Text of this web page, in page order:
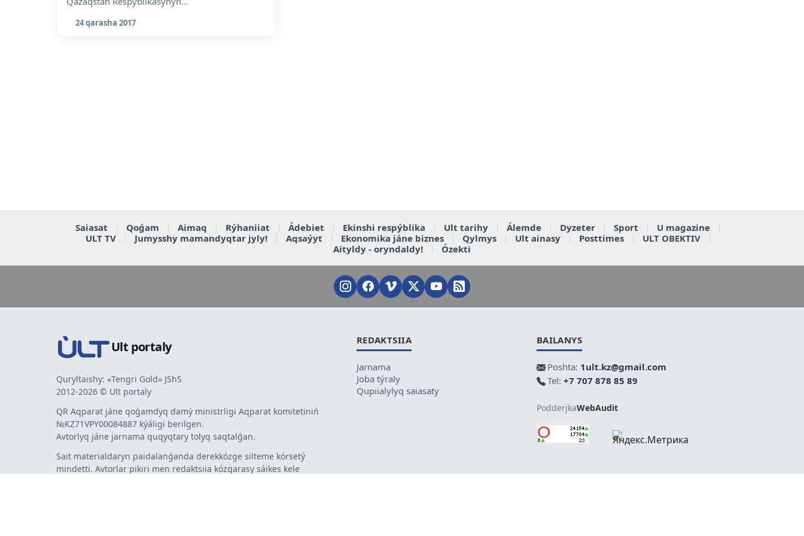
24 qarasha 2017
Saiasat Qoǵam Aimaq Rýhaniiat Ádebiet Ekinshi respýblika Ult tarihy Álemde Dyzeter Sport
U magazine
ULT TV
Jumysshy mamandyqtar jyly! Aqsaýyt Ekonomika jáne biznes Qylmys Ult ainasy Posttimes
ULT OBEKTIV
Aityldy - oryndaldy!
Ózekti
Ult portaly
Quryltaishy: «Tengri Gold» JShS
2012-2026 © Ult portaly
QR Aqparat jáne qoǵamdyq damý ministrligi Aqparat komitetiniń
№KZ71VPY00084887 kýáligi berilgen.
Avtorlyq jáne jarnama quqyqtary tolyq saqtalǵan.
Sait materialdaryn paidalanǵanda derekkózge silteme kórsetý
mindetti. Avtorlar pikiri men redaktsiia kózqarasy sáikes kele
REDAKTSIIA
Jarnama
Joba týraly
Qupiialylyq saiasaty
BAILANYS
Poshta: 1ult.kz@gmail.com
Tel: +7 707 878 85 89
PodderjkaWebAudit